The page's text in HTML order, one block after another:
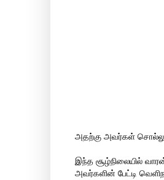
அதற்கு அவர்கள்
இந்த சூழ்நிலையில்
அவர்களின் பேட்டி